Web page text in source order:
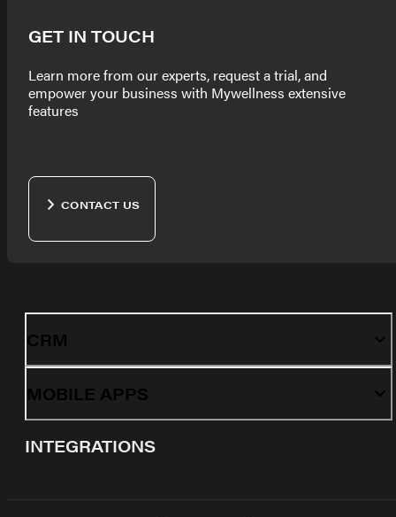
GET IN TOUCH
Learn more from our experts, request a trial, and
empower your business with Mywellness extensive
features
CONTACT US
CRM
MOBILE APPS
INTEGRATIONS